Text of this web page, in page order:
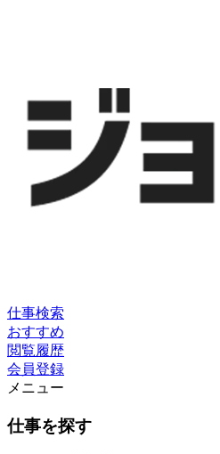
仕事検索
おすすめ
閲覧履歴
会員登録
メニュー
仕事を探す